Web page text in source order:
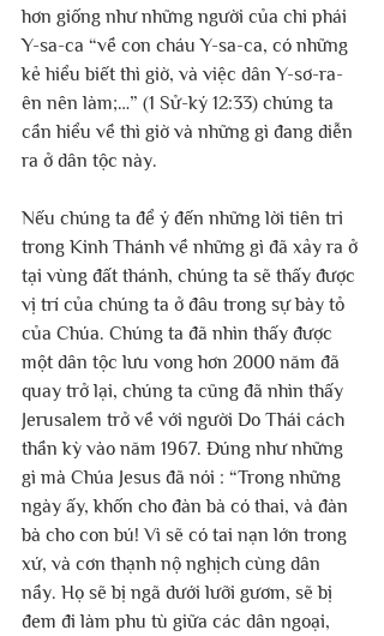
hơn giống như những người của chi phái
Y-sa-ca “về con cháu Y-sa-ca, có những
kẻ hiểu biết thì giờ, và việc dân Y-sơ-ra-
ên nên làm;…” (1 Sử-ký 12:33) chúng ta
cần hiểu về thì giờ và những gì đang diễn
ra ở dân tộc này.
Nếu chúng ta để ý đến những lời tiên tri
trong Kinh Thánh về những gì đã xảy ra ở
tại vùng đất thánh, chúng ta sẽ thấy được
vị trí của chúng ta ở đâu trong sự bày tỏ
của Chúa. Chúng ta đã nhìn thấy được
một dân tộc lưu vong hơn 2000 năm đã
quay trở lại, chúng ta cũng đã nhìn thấy
Jerusalem trở về với người Do Thái cách
thần kỳ vào năm 1967. Đúng như những
gì mà Chúa Jesus đã nói : “Trong những
ngày ấy, khốn cho đàn bà có thai, và đàn
bà cho con bú! Vì sẽ có tai nạn lớn trong
xứ, và cơn thạnh nộ nghịch cùng dân
nầy. Họ sẽ bị ngã dưới lưỡi gươm, sẽ bị
đem đi làm phu tù giữa các dân ngoại,